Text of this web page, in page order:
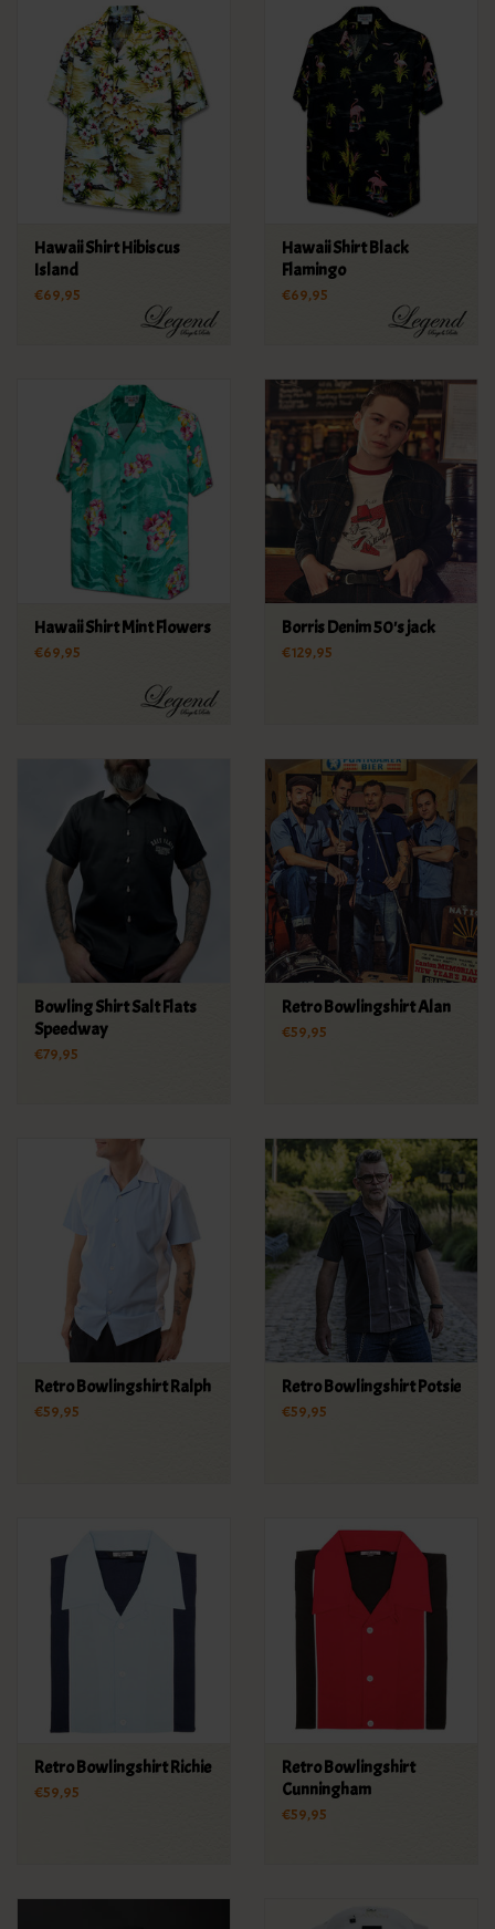
Hawaii Shirt Hibiscus
Island
€69,95
Hawaii Shirt Black
Flamingo
€69,95
Hawaii Shirt Mint Flowers
€69,95
Borris Denim 50's jack
€129,95
Bowling Shirt Salt Flats
Speedway
€79,95
Retro Bowlingshirt Alan
€59,95
Retro Bowlingshirt Ralph
€59,95
Retro Bowlingshirt Potsie
€59,95
Retro Bowlingshirt Richie
€59,95
Retro Bowlingshirt
Cunningham
€59,95